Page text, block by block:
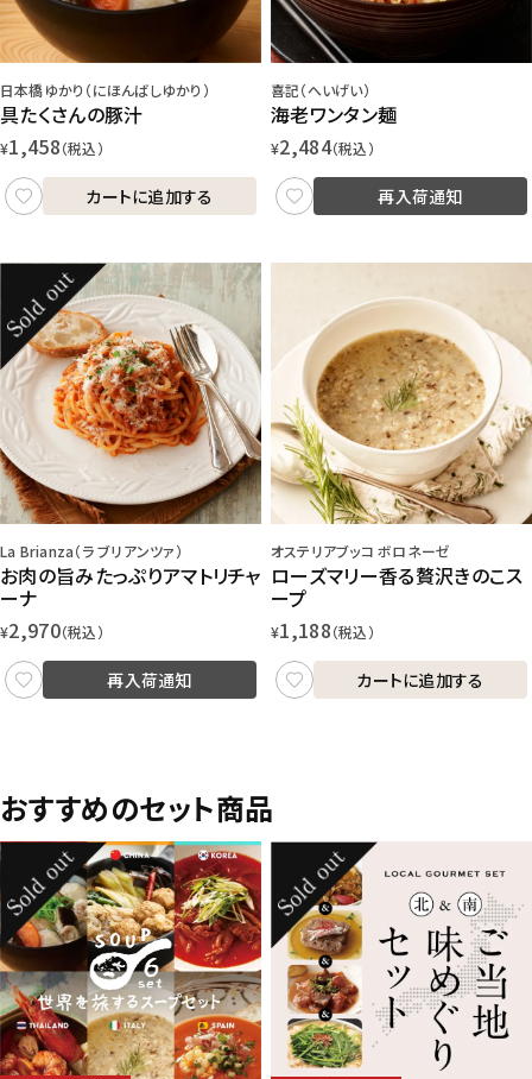
日本橋ゆかり（にほんばしゆかり）
具たくさんの豚汁
¥1,458（税込）
カートに追加する
喜記（へいげい）
海老ワンタン麺
¥2,484（税込）
再入荷通知
La Brianza（ラ ブリアンツァ）
お肉の旨みたっぷりアマトリチャ
ーナ
¥2,970（税込）
再入荷通知
オステリアブッコ ボロネーゼ
ローズマリー香る贅沢きのこス
ープ
¥1,188（税込）
カートに追加する
おすすめのセット商品